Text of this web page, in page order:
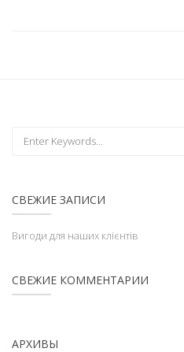
СВЕЖИЕ ЗАПИСИ
Вигоди для наших клієнтів
СВЕЖИЕ КОММЕНТАРИИ
АРХИВЫ